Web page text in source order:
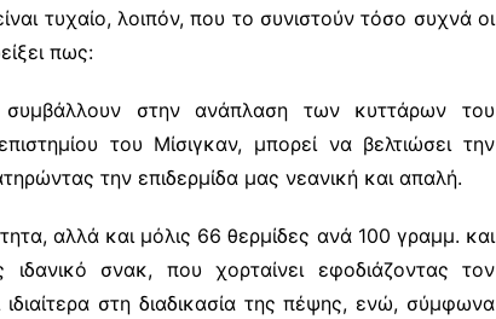
τυχαίο, λοιπόν, που το συνιστούν τόσο συχνά οι
πως:
συμβάλλουν στην ανάπλαση των κυττάρων του
του Μίσιγκαν, μπορεί να βελτιώσει την
την επιδερμίδα μας νεανική και απαλή.
αλλά και μόλις 66 θερμίδες ανά 100 γραμμ. και
ιδανικό σνακ, που χορταίνει εφοδιάζοντας τον
στη διαδικασία της πέψης, ενώ, σύμφωνα